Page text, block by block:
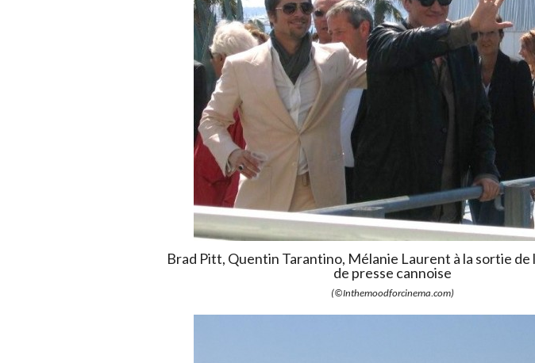
Brad Pitt, Quentin Tarantino, Mélanie Laurent à la sortie
de presse cannoise
(©Inthemoodforcinema.com)